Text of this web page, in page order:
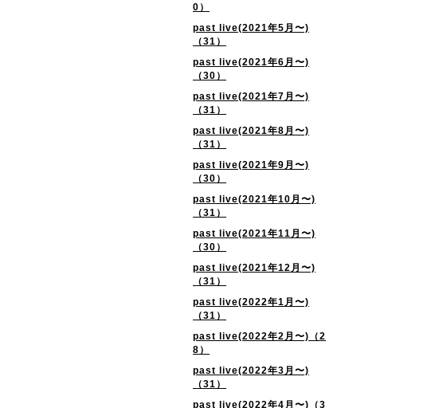
0）
past live(2021年5月〜)
（31）
past live(2021年6月〜)
（30）
past live(2021年7月〜)
（31）
past live(2021年8月〜)
（31）
past live(2021年9月〜)
（30）
past live(2021年10月〜)
（31）
past live(2021年11月〜)
（30）
past live(2021年12月〜)
（31）
past live(2022年1月〜)
（31）
past live(2022年2月〜)（2
8）
past live(2022年3月〜)
（31）
past live(2022年4月〜)（3